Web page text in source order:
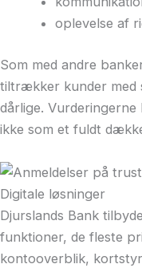
oplevelse af
Som med andre
tiltrækker kunder med
dårlige.
ikke som et fuldt
Digitale løsninger
Djurslands Bank
funktioner, de fleste
kontooverblik,